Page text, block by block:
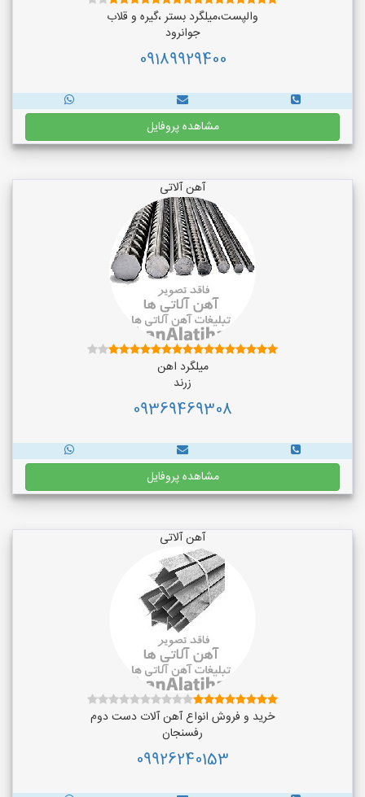
والپست،میلگرد بستر ،گیره و قلاب
جوانرود
09189929400
مشاهده پروفایل
آهن آلاتی
میلگرد اهن
زرند
09369469308
مشاهده پروفایل
آهن آلاتی
خرید و فروش انواع آهن آلات دست دوم
رفسنجان
09926240153